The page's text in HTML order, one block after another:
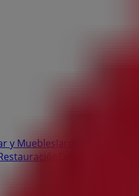
y MueblesJardín y Bricolaje